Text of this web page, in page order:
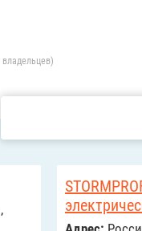
владельцев)